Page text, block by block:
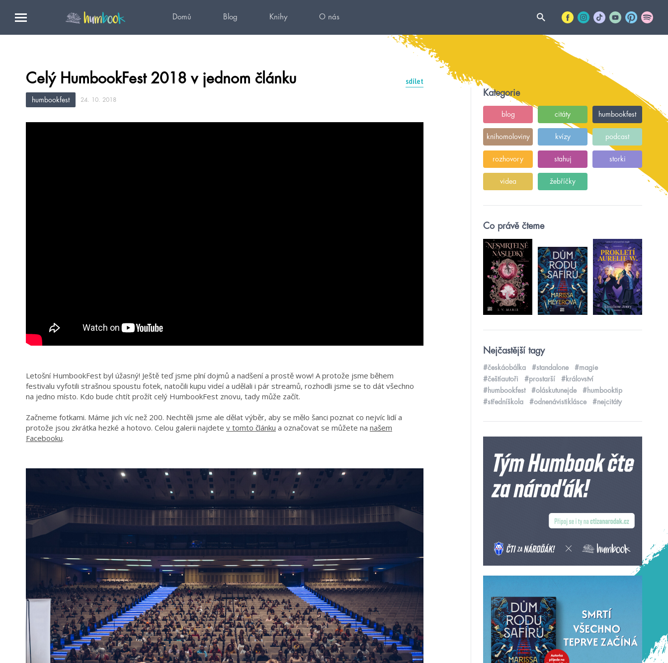
Domů Blog Knihy O nás
Celý HumbookFest 2018 v jednom článku sdílet
humbookfest 24. 10. 2018
Letošní HumbookFest byl úžasný! Ještě teď jsme plní dojmů a nadšení a prostě wow! A protože jsme během
festivalu vyfotili strašnou spoustu fotek, natočili kupu videí a udělali i pár streamů, rozhodli jsme se to dát všechno
na jedno místo. Kdo bude chtít prožít celý HumbookFest znovu, tady může začít.
Začneme fotkami. Máme jich víc než 200. Nechtěli jsme ale dělat výběr, aby se mělo šanci poznat co nejvíc lidí a
protože jsou zkrátka hezké a hotovo. Celou galerii najdete v tomto článku a označovat se můžete na našem
Facebooku.
Kategorie
blog citáty humbookfest
knihomoloviny kvízy podcast
rozhovory stahuj storki
videa žebříčky
Co právě čteme
Nejčastější tagy
#českáobálka #standalone
#magie
#češtíautoři
#prostarší
#království
#humbookfest
#oláskutunejde
#humbooktip
#středníškola
#odnenávistiklásce #nejcitáty